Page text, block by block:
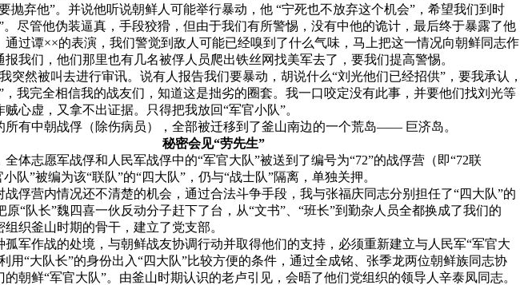
抛弃他”。并说他听说朝鲜人可能举行暴动，他 “宁死也不放弃这个机会”，希望我们到时
。尽管他伪装逼真，手段狡猾，但由于我们有所警惕，没有中他的诡计，最后终于暴露了他
通过谭××的表演，我们警觉到敌人可能已经嗅到了什么气味，马上把这一情况向朝鲜同志作
报我们，他们那里也有几名被俘人员爬出铁丝网找美军去了，要我们提高警惕。
突然被叫去进行审讯。说有人报告我们要暴动，胡说什么“刘光他们已经招供”，要我承认，
，我完全相信我的战友们，知道这是拙劣的圈套。我一口咬定没有此事，并要他们找刘光等
贼心虚，又拿不出证据。只得把我放回“军官小队”。
所有中朝战俘（除伤病员），全部被迁移到了釜山南边的一个荒岛—— 巨济岛。
秘密会见“劳先生”
全体志愿军战俘和人民军战俘中的“军官大队”被送到了编号为“72”的战俘营（即“72联
队”被编为该“联队”的“四大队”，仍与“战士队”隔离，单独关押。
战俘营内情况还不清楚的机会，通过合法斗争手段，我与张福庆同志分别担任了“四大队”的
原“队长”魏四喜一伙反动分子赶下了台，从“文书”、“班长”到勤杂人员全都换成了我们的
组织釜山时期的骨干，建立了党支部。
孤军作战的处境，与朝鲜战友协调行动并取得他们的支持，必须重新建立与人民军“军官大
用“大队长”的身份出入“四大队”比较方便的条件，通过全成铭、张季龙两位朝鲜族同志协
的朝鲜“军官大队”。由釜山时期认识的老卢引见，会晤了他们党组织的领导人辛泰凤同志。